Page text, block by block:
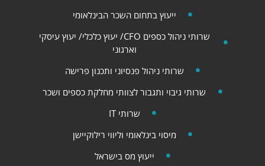
ייעוץ בתחום השכר הבינלאומי
שרותי ניהול כספים CFO/ יעוץ כלכלי​​/ יעוץ עיסקי
וארגוני
שרותי ניהול פנסיוני ותכנון פרישה
שרותי גיבוי ותגבור לצוותי מחלקת כספים ושכר
שרותי IT
מיסוי בינלאומי וליווי רילוקיישן
ייעוץ מס בישראל